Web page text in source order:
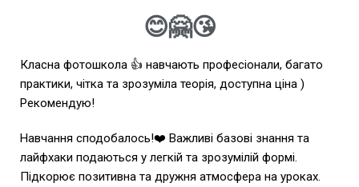
😊🤗😘
Класна фотошкола 👍 навчають професіонали, багато
практики, чітка та зрозуміла теорія, доступна ціна )
Рекомендую!
Навчання сподобалось!❤️ Важливі базові знання та
лайфхаки подаються у легкій та зрозумілій формі.
Підкорює позитивна та дружня атмосфера на уроках.